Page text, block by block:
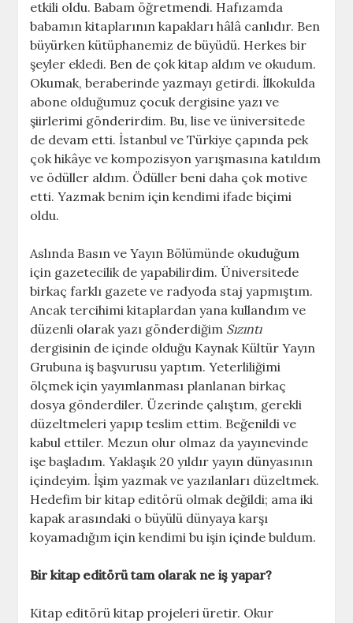
etkili oldu. Babam öğretmendi. Hafızamda
babamın kitaplarının kapakları hâlâ canlıdır. Ben
büyürken kütüphanemiz de büyüdü. Herkes bir
şeyler ekledi. Ben de çok kitap aldım ve okudum.
Okumak, beraberinde yazmayı getirdi. İlkokulda
abone olduğumuz çocuk dergisine yazı ve
şiirlerimi gönderirdim. Bu, lise ve üniversitede
de devam etti. İstanbul ve Türkiye çapında pek
çok hikâye ve kompozisyon yarışmasına katıldım
ve ödüller aldım. Ödüller beni daha çok motive
etti. Yazmak benim için kendimi ifade biçimi
oldu.
Aslında Basın ve Yayın Bölümünde okuduğum
için gazetecilik de yapabilirdim. Üniversitede
birkaç farklı gazete ve radyoda staj yapmıştım.
Ancak tercihimi kitaplardan yana kullandım ve
düzenli olarak yazı gönderdiğim Sızıntı
dergisinin de içinde olduğu Kaynak Kültür Yayın
Grubuna iş başvurusu yaptım. Yeterliliğimi
ölçmek için yayımlanması planlanan birkaç
dosya gönderdiler. Üzerinde çalıştım, gerekli
düzeltmeleri yapıp teslim ettim. Beğenildi ve
kabul ettiler. Mezun olur olmaz da yayınevinde
işe başladım. Yaklaşık 20 yıldır yayın dünyasının
içindeyim. İşim yazmak ve yazılanları düzeltmek.
Hedefim bir kitap editörü olmak değildi; ama iki
kapak arasındaki o büyülü dünyaya karşı
koyamadığım için kendimi bu işin içinde buldum.
Bir kitap editörü tam olarak ne iş yapar?
Kitap editörü kitap projeleri üretir. Okur